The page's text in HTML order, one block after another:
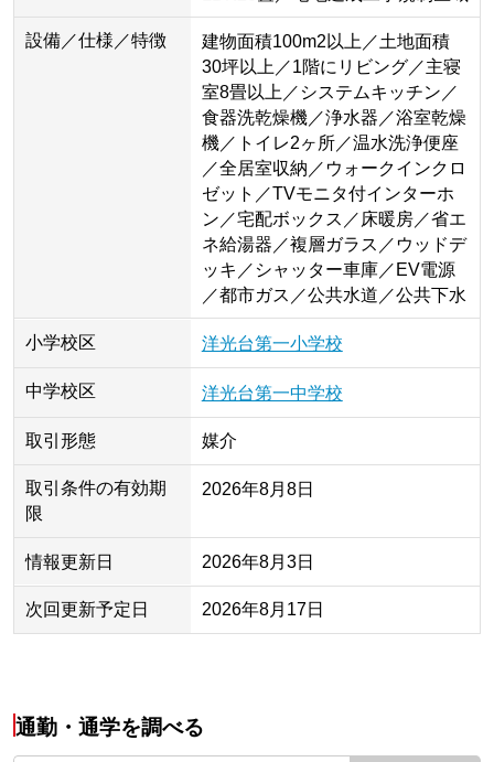
設備／仕様／特徴
建物面積100m2以上／土地面積
30坪以上／1階にリビング／主寝
室8畳以上／システムキッチン／
食器洗乾燥機／浄水器／浴室乾燥
機／トイレ2ヶ所／温水洗浄便座
／全居室収納／ウォークインクロ
ゼット／TVモニタ付インターホ
ン／宅配ボックス／床暖房／省エ
ネ給湯器／複層ガラス／ウッドデ
ッキ／シャッター車庫／EV電源
／都市ガス／公共水道／公共下水
小学校区 洋光台第一小学校
中学校区 洋光台第一中学校
取引形態 媒介
取引条件の有効期
限
2026年8月8日
情報更新日 2026年8月3日
次回更新予定日 2026年8月17日
通勤・通学を調べる